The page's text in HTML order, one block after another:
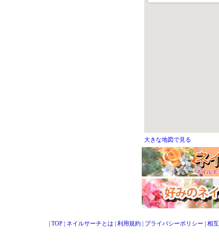
大きな地図で見る
TOP ネイルサーチとは 利用規約 プライバシーポリシー 相